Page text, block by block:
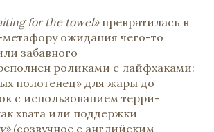
for the towel»превратилась в
метафору ожидания чего-то
забавного
роликами с лайфхаками:
полотенец» для жары до
с использованием терри-
хвата или поддержки
(созвучное с английским